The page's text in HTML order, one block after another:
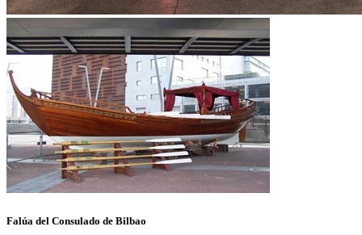
Falúa del Consulado de Bilbao